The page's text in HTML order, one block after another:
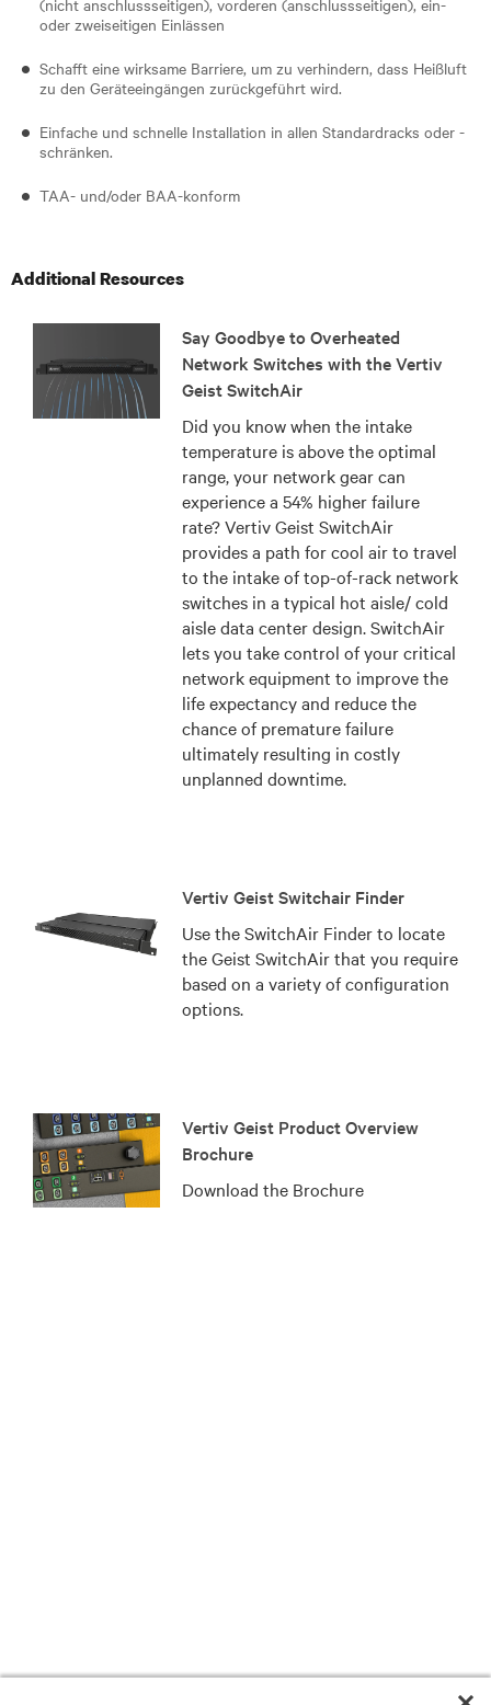
(nicht anschlussseitigen), vorderen (anschlussseitigen), ein-
oder zweiseitigen Einlässen
Schafft eine wirksame Barriere, um zu verhindern, dass Heißluft
zu den Geräteeingängen zurückgeführt wird.
Einfache und schnelle Installation in allen Standardracks oder -
schränken.
TAA- und/oder BAA-konform
Additional Resources
Say Goodbye to Overheated
Network Switches with the Vertiv
Geist SwitchAir
Did you know when the intake
temperature is above the optimal
range, your network gear can
experience a 54% higher failure
rate? Vertiv Geist SwitchAir
provides a path for cool air to travel
to the intake of top-of-rack network
switches in a typical hot aisle/ cold
aisle data center design. SwitchAir
lets you take control of your critical
network equipment to improve the
life expectancy and reduce the
chance of premature failure
ultimately resulting in costly
unplanned downtime.
Vertiv Geist Switchair Finder
Use the SwitchAir Finder to locate
the Geist SwitchAir that you require
based on a variety of configuration
options.
Vertiv Geist Product Overview
Brochure
Download the Brochure